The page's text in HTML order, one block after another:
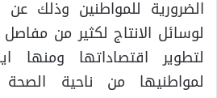
الضرورية للمواطنين وذلك عن
لوسائل الانتاج لكثير من
لتطوير اقتصاداتها ومنها
لمواطنيها من ناحية الصحة